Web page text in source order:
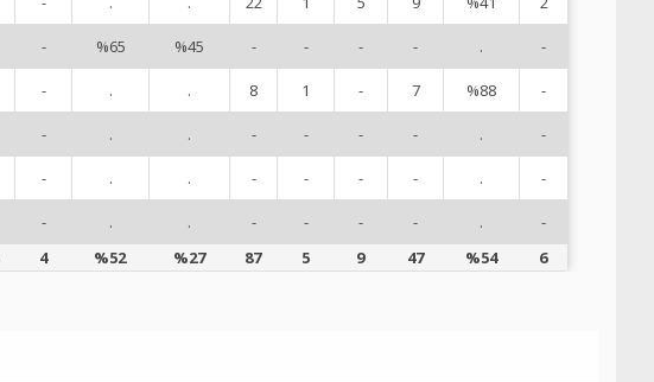
- %65 %45 - - - - . -
- . . 8 1 - 7 %88 -
- . . - - - - . -
- . . - - - - . -
- . . - - - - .
-
4 %52 %27 87 5 9 47 %54 6